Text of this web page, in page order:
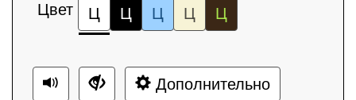
Цвет Ц Ц Ц Ц Ц
Дополнительно